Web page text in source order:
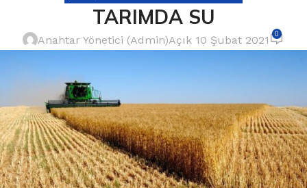
TARIMDA SU
Anahtar Yönetici (Admin)Açık 10 Şubat 2021 0